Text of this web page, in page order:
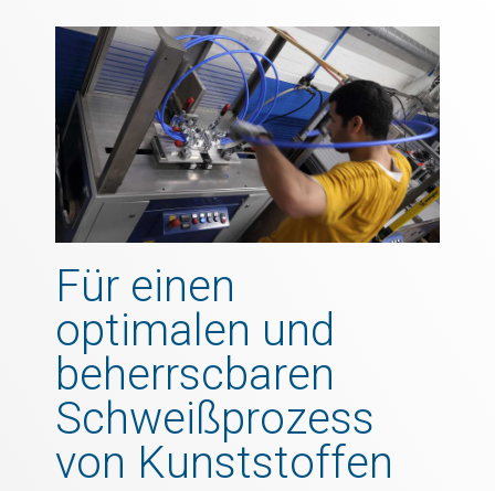
Für einen
optimalen und
beherrscbaren
Schweißprozess
von Kunststoffen